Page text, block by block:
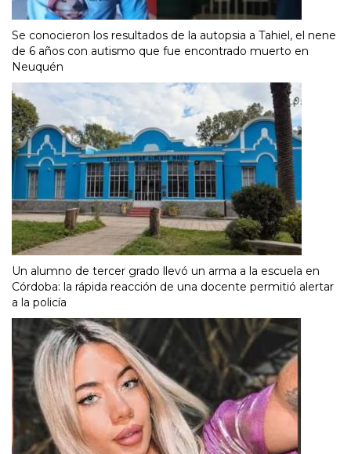
Se conocieron los resultados de la autopsia a Tahiel, el nene
de 6 años con autismo que fue encontrado muerto en
Neuquén
Un alumno de tercer grado llevó un arma a la escuela en
Córdoba: la rápida reacción de una docente permitió alertar
a la policía